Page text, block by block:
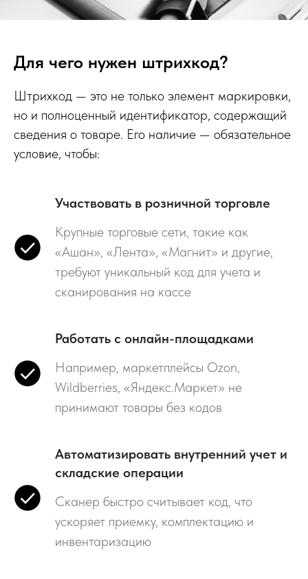
Для чего нужен штрихкод?
Штрихкод — это не только элемент маркировки,
но и полноценный идентификатор, содержащий
сведения о товаре. Его наличие — обязательное
условие, чтобы:
Участвовать в розничной торговле
Крупные торговые сети, такие как
«Ашан», «Лента», «Магнит» и другие,
требуют уникальный код для учета и
сканирования на кассе
Работать с онлайн-площадками
Например, маркетплейсы Ozon,
Wildberries, «Яндекс.Маркет» не
принимают товары без кодов
Автоматизировать внутренний учет и
складские операции
Сканер быстро считывает код, что
ускоряет приемку, комплектацию и
инвентаризацию